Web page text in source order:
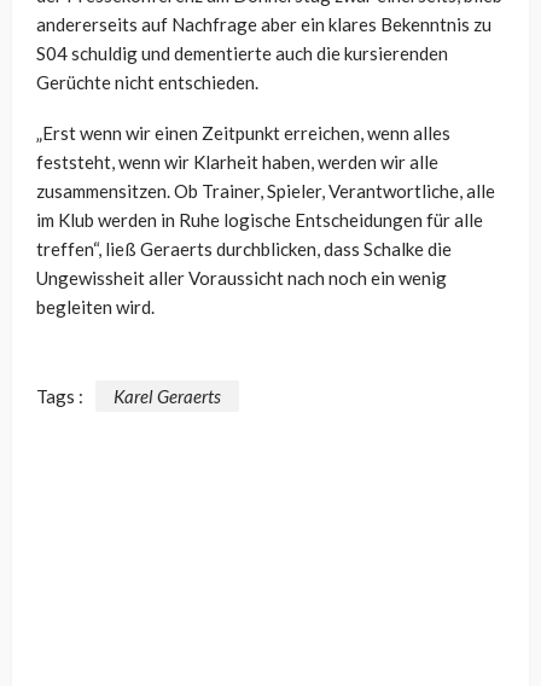
andererseits auf Nachfrage aber ein klares Bekenntnis zu
S04 schuldig und dementierte auch die kursierenden
Gerüchte nicht entschieden.
„Erst wenn wir einen Zeitpunkt erreichen, wenn alles
feststeht, wenn wir Klarheit haben, werden wir alle
zusammensitzen. Ob Trainer, Spieler, Verantwortliche, alle
im Klub werden in Ruhe logische Entscheidungen für alle
treffen“, ließ Geraerts durchblicken, dass Schalke die
Ungewissheit aller Voraussicht nach noch ein wenig
begleiten wird.
Tags : Karel Geraerts